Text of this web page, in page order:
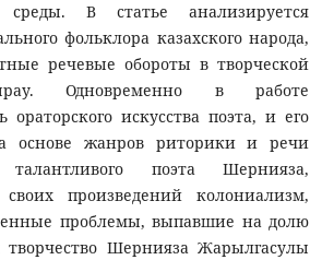
В статье анализируется
фольклора казахского народа,
речевые обороты в творческой
Одновременно в работе
ораторского искусства поэта, и его
основе жанров риторики и речи
талантливого поэта Шернияза,
произведений колониализм,
проблемы, выпавшие на долю
творчество Шернияза Жарылгасулы